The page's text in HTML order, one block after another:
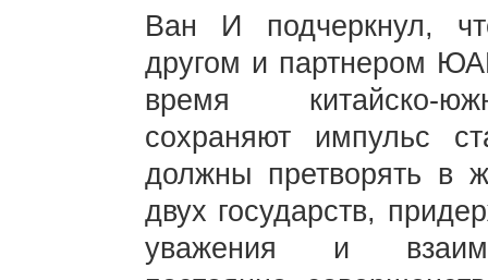
Ван И подчеркнул,
другом и партнером
время китайско-
сохраняют импульс
должны претворять в
двух государств,
уважения и